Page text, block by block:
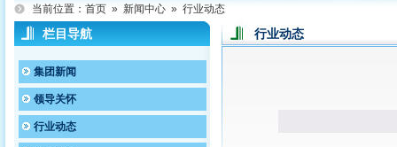
当前位置： 首页 » 新闻中心 » 行业动态
栏目导航
集团新闻
领导关怀
行业动态
行业动态